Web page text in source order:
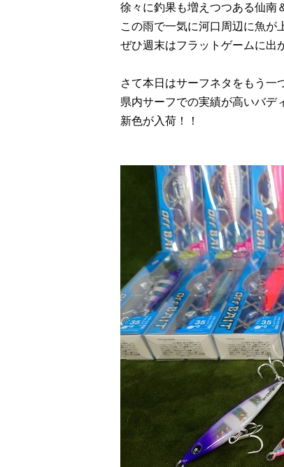
徐々に釣果も増えつつある仙南
この雨で一気に河口周辺に魚が
ぜひ週末はフラットゲームに出
さて本日はサーフネタをもう一
県内サーフでの実績が高いバデ
新色が入荷！！